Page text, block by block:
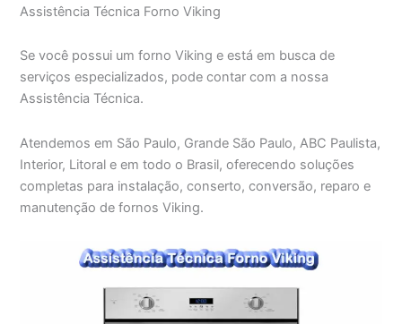
Assistência Técnica Forno Viking
Se você possui um forno Viking e está em busca de
serviços especializados, pode contar com a nossa
Assistência Técnica.
Atendemos em São Paulo, Grande São Paulo, ABC Paulista,
Interior, Litoral e em todo o Brasil, oferecendo soluções
completas para instalação, conserto, conversão, reparo e
manutenção de fornos Viking.